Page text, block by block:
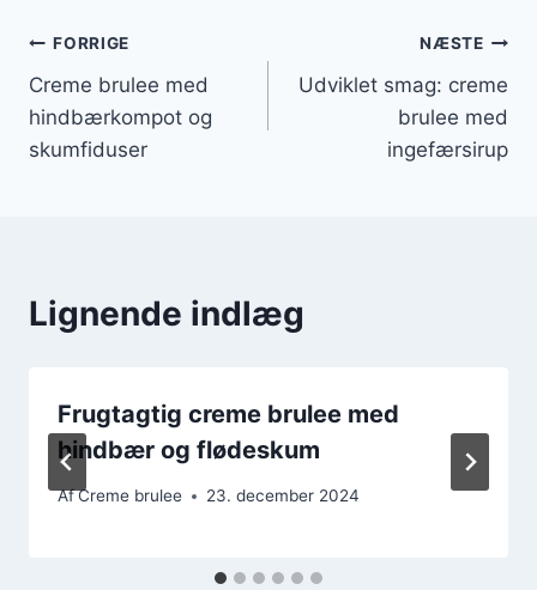
Indlægsnavigation
FORRIGE
Creme brulee med
hindbærkompot og
skumfiduser
NÆSTE
Udviklet smag: creme
brulee med
ingefærsirup
Lignende indlæg
Frugtagtig creme brulee med
hindbær og flødeskum
AfCreme brulee 23. december 2024